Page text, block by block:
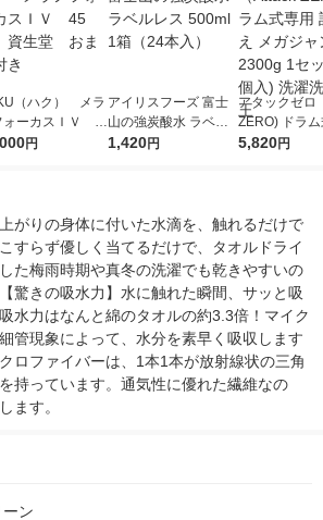
（ハク） メラ
ォーカスＩＶ 4
資生堂 おまけ
円
アイリスフーズ 富士
山の強炭酸水 ラベル
レス 500ml 1箱（24
1,420円
アタックゼロ
ZERO) ドラ
詰め替え メガ
5,820円
がりの身体に付いた水滴を、触れるだけで
すらず優しく当てるだけで、タオルドライ
た梅雨時期や真冬の洗濯でも乾きやすいの
驚きの吸水力】水に触れた瞬間、サッと吸
水力はなんと綿のタオルの約3.3倍！マイク
管現象によって、水分を素早く吸収します
ロファイバーは、1本1本が放射線状の三角
持っています。通気性に優れた繊維なの
ます。
ーン